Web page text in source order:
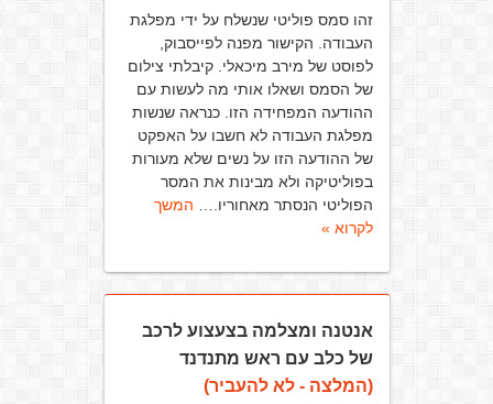
זהו סמס פוליטי שנשלח על ידי מפלגת
העבודה. הקישור מפנה לפייסבוק,
לפוסט של מירב מיכאלי. קיבלתי צילום
של הסמס ושאלו אותי מה לעשות עם
ההודעה המפחידה הזו. כנראה שנשות
מפלגת העבודה לא חשבו על האפקט
של ההודעה הזו על נשים שלא מעורות
בפוליטיקה ולא מבינות את המסר
הפוליטי הנסתר מאחוריו.… המשך
לקרוא »
אנטנה ומצלמה בצעצוע לרכב
של כלב עם ראש מתנדנד
(המלצה - לא להעביר)